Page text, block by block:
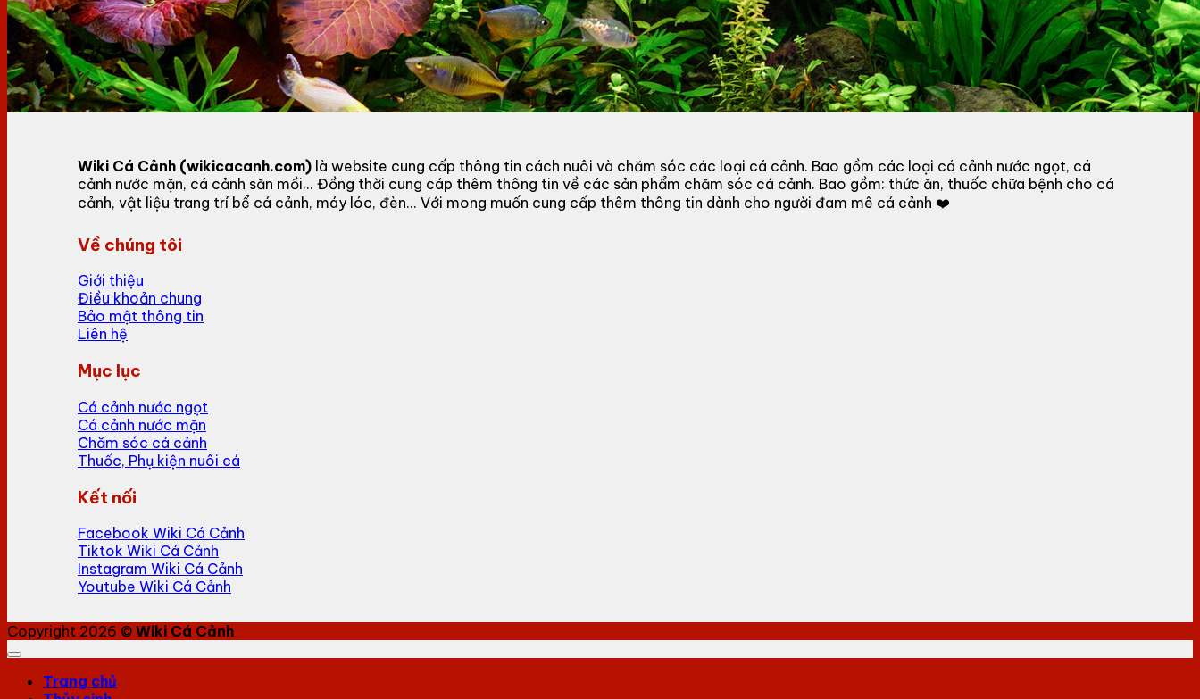
Wiki Cá Cảnh (wikicacanh.com) là website cung cấp thông tin cách nuôi và chăm sóc các loại cá cảnh. Bao gồm các loại cá cảnh nước ngọt, cá
cảnh nước mặn, cá cảnh săn mồi... Đồng thời cung cáp thêm thông tin về các sản phẩm chăm sóc cá cảnh. Bao gồm: thức ăn, thuốc chữa bệnh cho cá
cảnh, vật liệu trang trí bể cá cảnh, máy lóc, đèn... Với mong muốn cung cấp thêm thông tin dành cho người đam mê cá cảnh ❤️
Về chúng tôi
Giới thiệu
Điều khoản chung
Bảo mật thông tin
Liên hệ
Mục lục
Cá cảnh nước ngọt
Cá cảnh nước mặn
Chăm sóc cá cảnh
Thuốc, Phụ kiện nuôi cá
Kết nối
Facebook Wiki Cá Cảnh
Tiktok Wiki Cá Cảnh
Instagram Wiki Cá Cảnh
Youtube Wiki Cá Cảnh
Copyright 2026 © Wiki Cá Cảnh
Trang chủ